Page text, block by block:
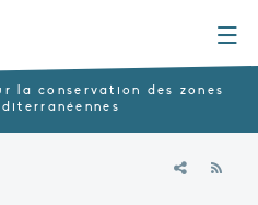
la conservation des zones